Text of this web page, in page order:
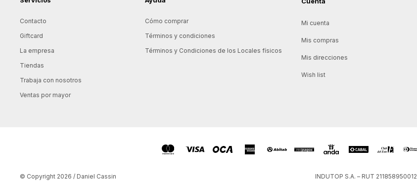
Contacto
Giftcard
La empresa
Tiendas
Trabaja con nosotros
Ventas por mayor
Cómo comprar
Términos y condiciones
Términos y Condiciones de los Locales físicos
Mi cuenta
Mis compras
Mis direcciones
Wish list
© Copyright 2026 / Daniel Cassin INDUTOP S.A. – RUT 211858950012